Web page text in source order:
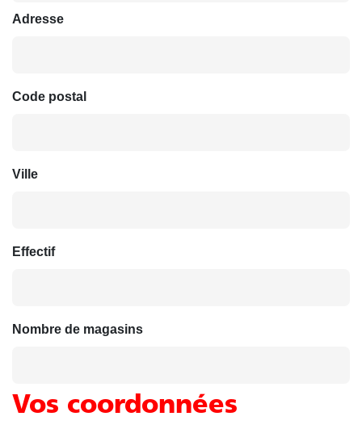
Adresse
Code postal
Ville
Effectif
Nombre de magasins
Vos coordonnées